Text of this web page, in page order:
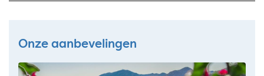
Onze aanbevelingen